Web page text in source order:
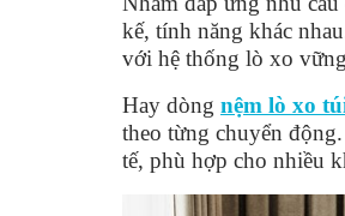
kế, tính năng khác
với hệ thống lò xo
Hay dòng nệm lò xo
theo từng chuyển
tế, phù hợp cho nhiều